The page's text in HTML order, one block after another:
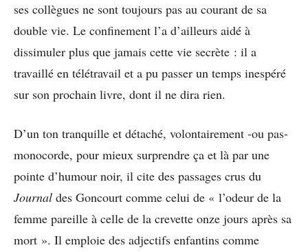
ses collègues ne sont toujours pas au courant de sa
double vie. Le confinement l’a d’ailleurs aidé à
dissimuler plus que jamais cette vie secrète : il a
travaillé en télétravail et a pu passer un temps inespéré
sur son prochain livre, dont il ne dira rien.
D’un ton tranquille et détaché, volontairement -ou pas-
monocorde, pour mieux surprendre ça et là par une
pointe d’humour noir, il cite des passages crus du
Journal des Goncourt comme celui de « l’odeur de la
femme pareille à celle de la crevette onze jours après sa
mort ». Il emploie des adjectifs enfantins comme